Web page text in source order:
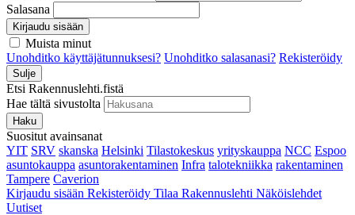
Salasana
Kirjaudu sisään
Muista minut
Unohditko käyttäjätunnuksesi? Unohditko salasanasi? Rekisteröidy
Sulje
Etsi Rakennuslehti.fistä
Hae tältä sivustolta
Haku
Suositut avainsanat
YIT SRV skanska Helsinki Tilastokeskus yrityskauppa NCC Espoo
asuntokauppa asuntorakentaminen Infra talotekniikka rakentaminen
Tampere Caverion
Kirjaudu sisään Rekisteröidy Tilaa Rakennuslehti Näköislehdet
Uutiset